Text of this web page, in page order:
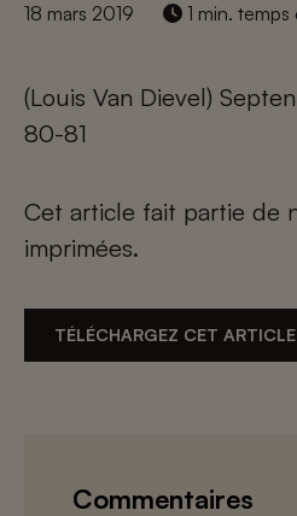
18 mars 2019 1 min.
(Louis Van Dievel)
80-81
Cet article fait partie de
imprimées.
TÉLÉCHARGEZ CET ARTICLE
Commentaires